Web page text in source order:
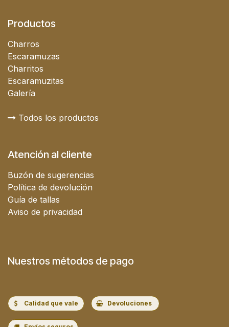
Productos
Charros
Escaramuzas
Charritos
Escaramuzitas
Galería
Todos los productos
Atención al cliente
Buzón de sugerencias
Política de devolución
Guía de tallas
Aviso de privacidad
Nuestros métodos de pago
Calidad que vale Devoluciones